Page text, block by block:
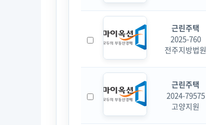
근린주택
2025-760
전주지방법원
근린주택
2024-79575
고양지원